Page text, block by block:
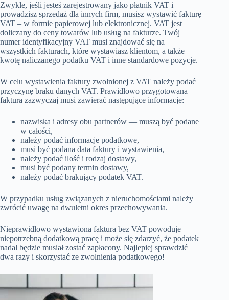
Zwykle, jeśli jesteś zarejestrowany jako płatnik VAT i
prowadzisz sprzedaż dla innych firm, musisz wystawić fakturę
VAT – w formie papierowej lub elektronicznej. VAT jest
doliczany do ceny towarów lub usług na fakturze. Twój
numer identyfikacyjny VAT musi znajdować się na
wszystkich fakturach, które wystawiasz klientom, a także
kwotę naliczanego podatku VAT i inne standardowe pozycje.
W celu wystawienia faktury zwolnionej z VAT należy podać
przyczynę braku danych VAT. Prawidłowo przygotowana
faktura zazwyczaj musi zawierać następujące informacje:
nazwiska i adresy obu partnerów — muszą być podane
w całości,
należy podać informacje podatkowe,
musi być podana data faktury i wystawienia,
należy podać ilość i rodzaj dostawy,
musi być podany termin dostawy,
należy podać brakujący podatek VAT.
W przypadku usług związanych z nieruchomościami należy
zwrócić uwagę na dwuletni okres przechowywania.
Nieprawidłowo wystawiona faktura bez VAT powoduje
niepotrzebną dodatkową pracę i może się zdarzyć, że podatek
nadal będzie musiał zostać zapłacony. Najlepiej sprawdzić
dwa razy i skorzystać ze zwolnienia podatkowego!